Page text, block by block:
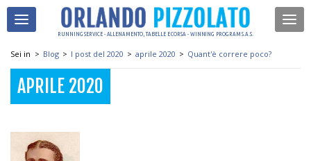
RUNNING SERVICE - ALLENAMENTO, TABELLE E CORSA - WINNING PROGRAM S.A.S.
Sei in > Blog > I post del 2020 > aprile 2020 > Quant'è correre poco?
APRILE 2020